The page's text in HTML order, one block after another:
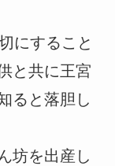
にすること
と共に王宮
ると落胆し
坊を出産し